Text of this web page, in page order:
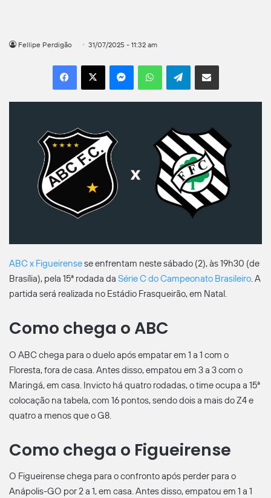
Fellipe Perdigão 31/07/2025 - 11:32 am
Facebook
X MessengerWhatsAppTelegramCompartilhar por e-mail
ABC x Figueirensese enfrentam neste sábado (2), às 19h30 (de
Brasília), pela 15ª rodada da Série C do Campeonato Brasileiro. A
partida será realizada no Estádio Frasqueirão, em Natal.
Como chega o ABC
O ABC chega para o duelo após empatar em 1 a 1 com o
Floresta, fora de casa. Antes disso, empatou em 3 a 3 com o
Maringá, em casa. Invicto há quatro rodadas, o time ocupa a 15ª
colocação na tabela, com 16 pontos, sendo dois a mais do Z4 e
quatro a menos que o G8.
Como chega o Figueirense
O Figueirense chega para o confronto após perder para o
Anápolis-GO por 2 a 1, em casa. Antes disso, empatou em 1 a 1